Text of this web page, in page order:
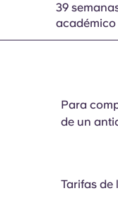
39
académico
Para
de un
Tarifas de